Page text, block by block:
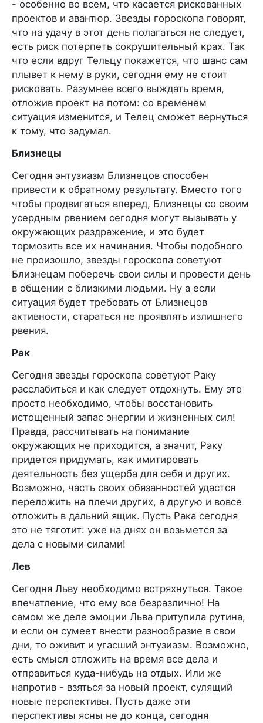
- особенно во всем, что касается рискованных
проектов и авантюр. Звезды гороскопа говорят,
что на удачу в этот день полагаться не следует,
есть риск потерпеть сокрушительный крах. Так
что если вдруг Тельцу покажется, что шанс сам
плывет к нему в руки, сегодня ему не стоит
рисковать. Разумнее всего выждать время,
отложив проект на потом: со временем
ситуация изменится, и Телец сможет вернуться
к тому, что задумал.
Близнецы
Сегодня энтузиазм Близнецов способен
привести к обратному результату. Вместо того
чтобы продвигаться вперед, Близнецы со своим
усердным рвением сегодня могут вызывать у
окружающих раздражение, и это будет
тормозить все их начинания. Чтобы подобного
не произошло, звезды гороскопа советуют
Близнецам поберечь свои силы и провести день
в общении с близкими людьми. Ну а если
ситуация будет требовать от Близнецов
активности, стараться не проявлять излишнего
рвения.
Рак
Сегодня звезды гороскопа советуют Раку
расслабиться и как следует отдохнуть. Ему это
просто необходимо, чтобы восстановить
истощенный запас энергии и жизненных сил!
Правда, рассчитывать на понимание
окружающих не приходится, а значит, Раку
придется придумать, как имитировать
деятельность без ущерба для себя и других.
Возможно, часть своих обязанностей удастся
переложить на плечи других, а другую и вовсе
отложить в дальний ящик. Пусть Рака сегодня
это не тяготит: уже на днях он возьмется за
дела с новыми силами!
Лев
Сегодня Льву необходимо встряхнуться. Такое
впечатление, что ему все безразлично! На
самом же деле эмоции Льва притупила рутина,
и если он сумеет внести разнообразие в свои
дни, то оживит и угасший энтузиазм. Возможно,
есть смысл отложить на время все дела и
отправиться куда-нибудь на отдых. Или же
напротив - взяться за новый проект, сулящий
новые перспективы. Пусть даже эти
перспективы ясны не до конца, сегодня